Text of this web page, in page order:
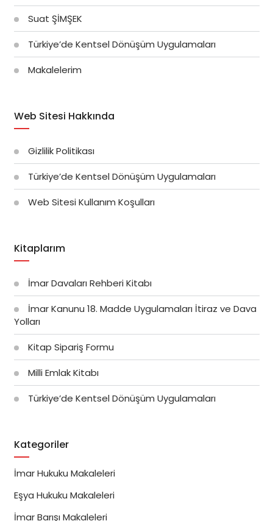
Suat ŞİMŞEK
Türkiye’de Kentsel Dönüşüm Uygulamaları
Makalelerim
Web Sitesi Hakkında
Gizlilik Politikası
Türkiye’de Kentsel Dönüşüm Uygulamaları
Web Sitesi Kullanım Koşulları
Kitaplarım
İmar Davaları Rehberi Kitabı
İmar Kanunu 18. Madde Uygulamaları İtiraz ve Dava
Yolları
Kitap Sipariş Formu
Milli Emlak Kitabı
Türkiye’de Kentsel Dönüşüm Uygulamaları
Kategoriler
İmar Hukuku Makaleleri
Eşya Hukuku Makaleleri
İmar Barışı Makaleleri